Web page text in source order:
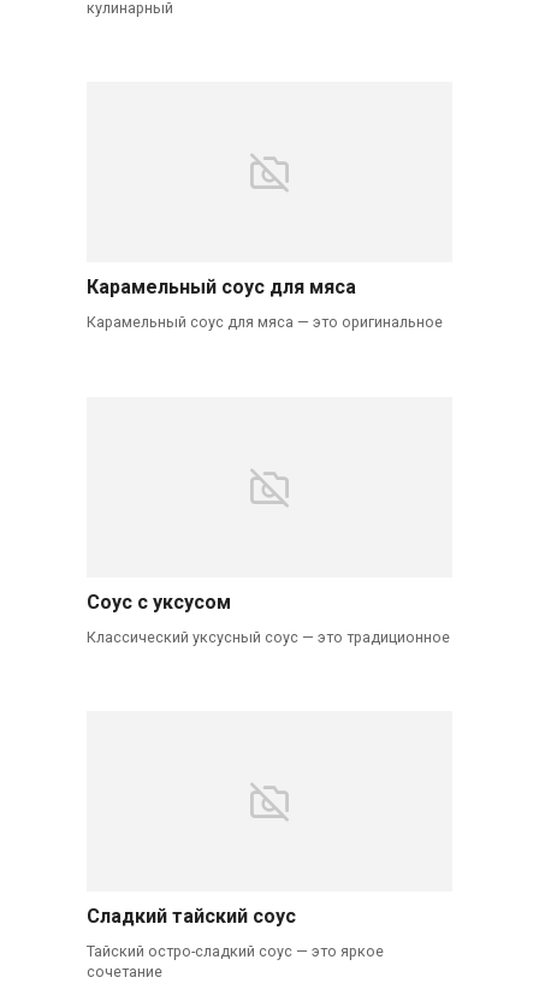
кулинарный
Карамельный соус для мяса
Карамельный соус для мяса — это оригинальное
Соус с уксусом
Классический уксусный соус — это традиционное
Сладкий тайский соус
Тайский остро-сладкий соус — это яркое
сочетание